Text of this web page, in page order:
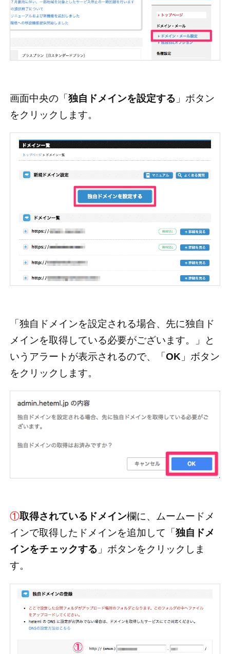
画面中央の「独自ドメインを設定する 」ボタン
をクリックします。
「独自ドメインを設定される場合、先に独自ド
メインを取得している必要がございます。」と
いうアラートが表示されるので、「OK 」ボタン
をクリックします。
①取得されているドメイン欄に、ムームードメ
インで取得したドメインを追加して「 独自ドメ
インをチェックする 」ボタンをクリックしま
す。